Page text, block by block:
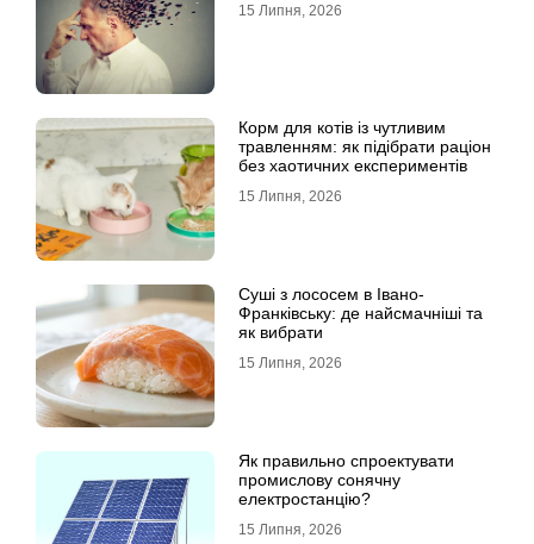
15 Липня, 2026
Корм для котів із чутливим
травленням: як підібрати раціон
без хаотичних експериментів
15 Липня, 2026
Суші з лососем в Івано-
Франківську: де найсмачніші та
як вибрати
15 Липня, 2026
Як правильно спроектувати
промислову сонячну
електростанцію?
15 Липня, 2026